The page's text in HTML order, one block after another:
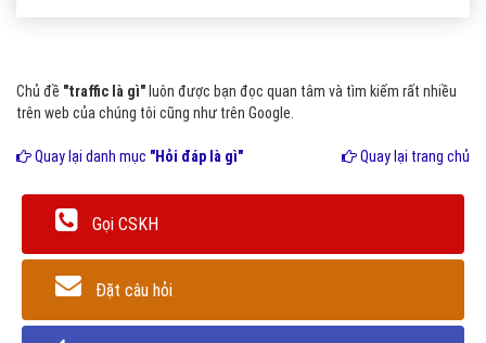
Chủ đề "traffic là gì" luôn được bạn đọc quan tâm và tìm kiếm rất nhiều
trên web của chúng tôi cũng như trên Google.
Quay lại danh mục "Hỏi đáp là gì" Quay lại trang chủ
Gọi CSKH
Đặt câu hỏi